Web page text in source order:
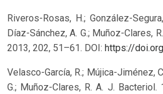
Riveros-Rosas, H.; González-
Díaz-Sánchez, A. G.; Muñoz-Clares,
2013, 202, 51–61. DOI: https://
Velasco-García, R.; Mújica-Jiménez,
G.; Muñoz-Clares, R. A. J.